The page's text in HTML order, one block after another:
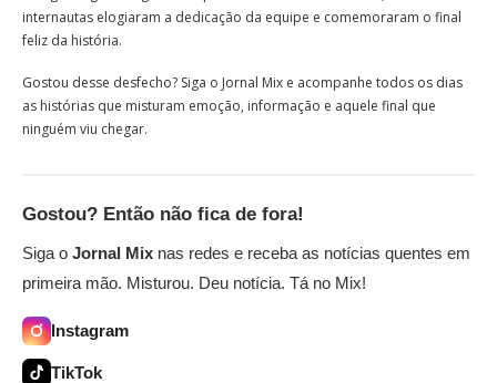
internautas elogiaram a dedicação da equipe e comemoraram o final
feliz da história.
Gostou desse desfecho? Siga o Jornal Mix e acompanhe todos os dias
as histórias que misturam emoção, informação e aquele final que
ninguém viu chegar.
Gostou? Então não fica de fora!
Siga o Jornal Mix nas redes e receba as notícias quentes em
primeira mão. Misturou. Deu notícia. Tá no Mix!
Instagram
TikTok